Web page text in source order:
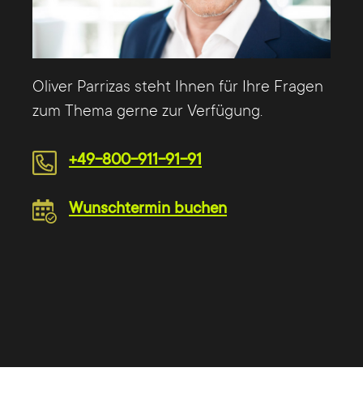
Oliver Parrizas steht Ihnen für Ihre Fragen
zum Thema gerne zur Verfügung.
+49-800-911-91-91
Wunschtermin buchen